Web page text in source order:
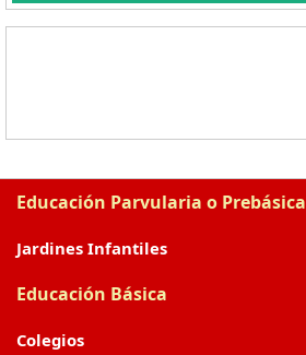
Educación Parvularia o Prebásica
Jardines Infantiles
Educación Básica
Colegios